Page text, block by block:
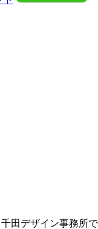
田デザイン事務所で